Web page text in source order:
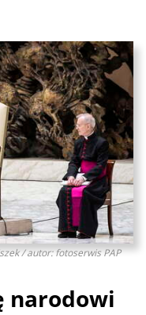
/ autor: fotoserwis PAP
narodowi